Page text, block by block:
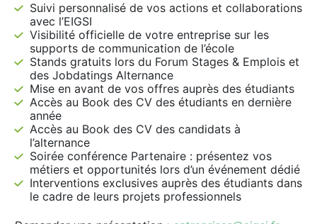
Suivi personnalisé de vos actions et collaborations
avec l’EIGSI
Visibilité officielle de votre entreprise sur les
supports de communication de l’école
Stands gratuits lors du Forum Stages & Emplois et
des Jobdatings Alternance
Mise en avant de vos offres auprès des étudiants
Accès au Book des CV des étudiants en dernière
année
Accès au Book des CV des candidats à
l’alternance
Soirée conférence Partenaire : présentez vos
métiers et opportunités lors d’un événement dédié
Interventions exclusives auprès des étudiants dans
le cadre de leurs projets professionnels